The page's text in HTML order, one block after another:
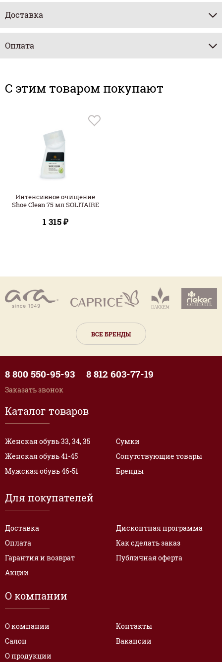
Доставка
Оплата
C этим товаром покупают
Интенсивное очищение
Shoe Clean 75 мл SOLITAIRE
1 315 ₽
ВСЕ БРЕНДЫ
Каталог товаров
Женская обувь 33, 34, 35
Женская обувь 41-45
Мужская обувь 46-51
Сумки
Сопутствующие товары
Бренды
Для покупателей
Доставка
Оплата
Гарантия и возврат
Акции
Дисконтная программа
Как сделать заказ
Публичная оферта
О компании
О компании
Салон
О продукции
Контакты
Вакансии
8 800 550-95-93 8 812 603-77-19
Заказать звонок